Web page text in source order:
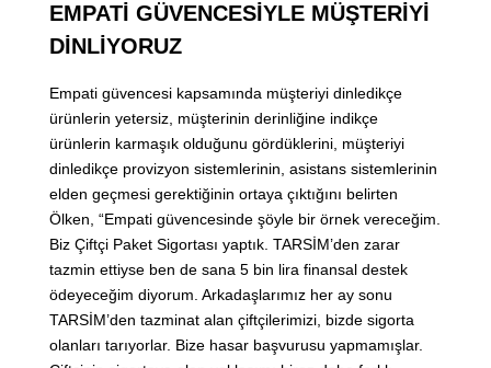
EMPATİ GÜVENCESİYLE MÜŞTERİYİ
DİNLİYORUZ
Empati güvencesi kapsamında müşteriyi dinledikçe
ürünlerin yetersiz, müşterinin derinliğine indikçe
ürünlerin karmaşık olduğunu gördüklerini, müşteriyi
dinledikçe provizyon sistemlerinin, asistans sistemlerinin
elden geçmesi gerektiğinin ortaya çıktığını belirten
Ölken, “Empati güvencesinde şöyle bir örnek vereceğim.
Biz Çiftçi Paket Sigortası yaptık. TARSİM’den zarar
tazmin ettiyse ben de sana 5 bin lira finansal destek
ödeyeceğim diyorum. Arkadaşlarımız her ay sonu
TARSİM’den tazminat alan çiftçilerimizi, bizde sigorta
olanları tarıyorlar. Bize hasar başvurusu yapmamışlar.